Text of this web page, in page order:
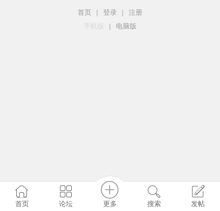
首页 | 登录 |
注册
手机版
| 电脑版
首页 论坛 更多 搜索 发帖